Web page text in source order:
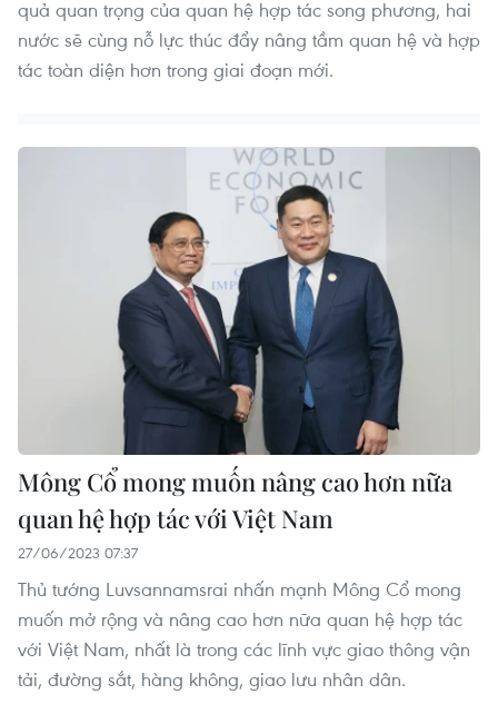
quả quan trọng của quan hệ hợp tác song phương, hai
nước sẽ cùng nỗ lực thúc đẩy nâng tầm quan hệ và hợp
tác toàn diện hơn trong giai đoạn mới.
Mông Cổ mong muốn nâng cao hơn nữa
quan hệ hợp tác với Việt Nam
27/06/2023 07:37
Thủ tướng Luvsannamsrai nhấn mạnh Mông Cổ mong
muốn mở rộng và nâng cao hơn nữa quan hệ hợp tác
với Việt Nam, nhất là trong các lĩnh vực giao thông vận
tải, đường sắt, hàng không, giao lưu nhân dân.